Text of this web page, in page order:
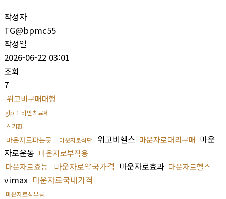
작성자
TG@bpmc55
작성일
2026-06-22 03:01
조회
7
위고비구매대행
glp-1 비만치료제
신기환
마운자로파는곳 마운자로식단 위고비헬스 마운자로대리구매 마운
자로운동 마운자로부작용
마운자로효능
마운자로약국가격 마운자로효과 마운자로헬스
vimax 마운자로국내가격
마운자로심부름